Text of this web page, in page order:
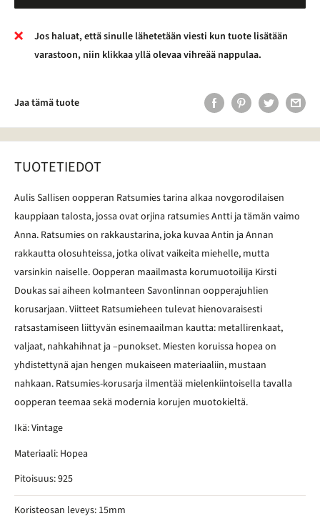
Jos haluat, että sinulle lähetetään viesti kun tuote lisätään
varastoon, niin klikkaa yllä olevaa vihreää nappulaa.
Jaa tämä tuote
TUOTETIEDOT
Aulis Sallisen oopperan Ratsumies tarina alkaa novgorodilaisen
kauppiaan talosta, jossa ovat orjina ratsumies Antti ja tämän vaimo
Anna. Ratsumies on rakkaustarina, joka kuvaa Antin ja Annan
rakkautta olosuhteissa, jotka olivat vaikeita miehelle, mutta
varsinkin naiselle. Oopperan maailmasta korumuotoilija Kirsti
Doukas sai aiheen kolmanteen Savonlinnan oopperajuhlien
korusarjaan. Viitteet Ratsumieheen tulevat hienovaraisesti
ratsastamiseen liittyvän esinemaailman kautta: metallirenkaat,
valjaat, nahkahihnat ja –punokset. Miesten koruissa hopea on
yhdistettynä ajan hengen mukaiseen materiaaliin, mustaan
nahkaan. Ratsumies-korusarja ilmentää mielenkiintoisella tavalla
oopperan teemaa sekä modernia korujen muotokieltä.
Ikä: Vintage
Materiaali: Hopea
Pitoisuus: 925
Koristeosan leveys: 15mm